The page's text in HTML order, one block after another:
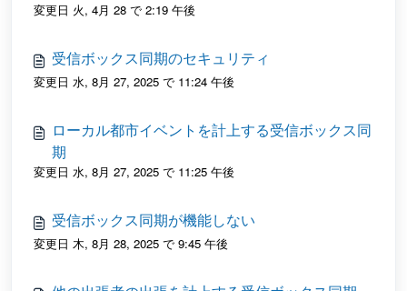
変更日 火, 4月 28 で 2:19 午後
受信ボックス同期のセキュリティ
変更日 水, 8月 27, 2025 で 11:24 午後
ローカル都市イベントを計上する受信ボックス同
期
変更日 水, 8月 27, 2025 で 11:25 午後
受信ボックス同期が機能しない
変更日 木, 8月 28, 2025 で 9:45 午後